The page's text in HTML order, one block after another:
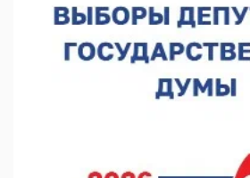
В Нижнем Новгороде прошло
покраской телебашни
07.08.2026 11:20